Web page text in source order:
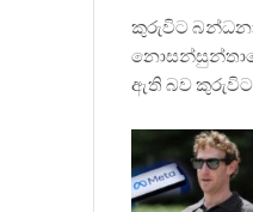
කුරුවිට
ඇති බව කුරුවිට